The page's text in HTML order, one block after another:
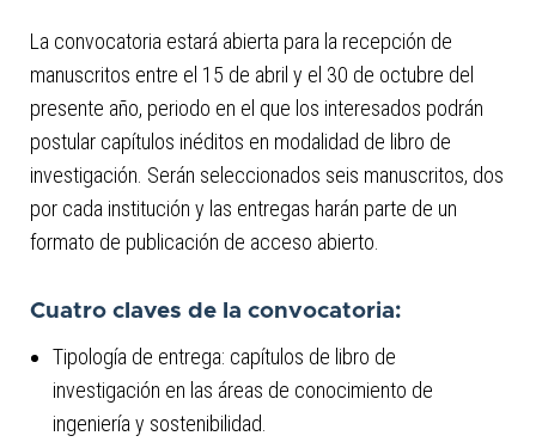
La convocatoria estará abierta para la recepción de
manuscritos entre el 15 de abril y el 30 de octubre del
presente año, periodo en el que los interesados podrán
postular capítulos inéditos en modalidad de libro de
investigación. Serán seleccionados seis manuscritos, dos
por cada institución y las entregas harán parte de un
formato de publicación de acceso abierto.
Cuatro claves de la convocatoria:
Tipología de entrega: capítulos de libro de
investigación en las áreas de conocimiento de
ingeniería y sostenibilidad.